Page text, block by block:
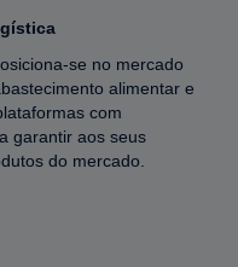
se no mercado
alimentar e
com
garantir aos seus
do mercado.